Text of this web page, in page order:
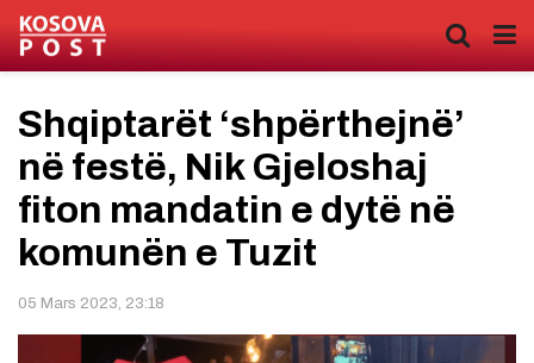
Shqiptarët ‘shpërthejnë’
në festë, Nik Gjeloshaj
fiton mandatin e dytë në
komunën e Tuzit
05 Mars 2023, 23:18